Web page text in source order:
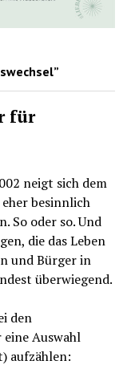
für
neigt sich dem
besinnlich
So oder so. Und
die das Leben
und Bürger in
überwiegend.
den
Auswahl
aufzählen: